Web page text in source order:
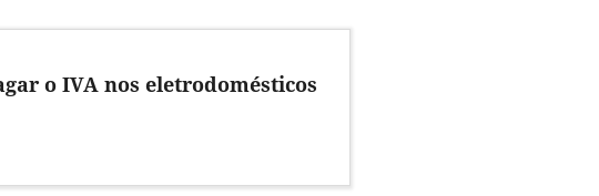
o IVA nos eletrodomésticos